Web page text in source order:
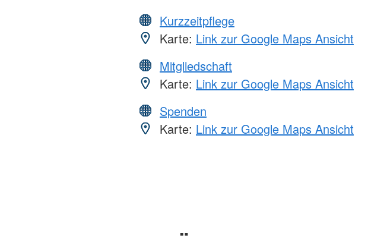
Kurzzeitpflege
Karte: Link zur Google Maps Ansicht
Mitgliedschaft
Karte: Link zur Google Maps Ansicht
Spenden
Karte: Link zur Google Maps Ansicht